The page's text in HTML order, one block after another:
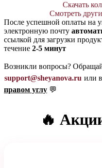
Скачать
Смотреть
После успешной оплаты на
электронную почту
ссылкой для загрузки
течение 2-5 минут
Возникли вопросы?
support@sheyanova.ru или
правом углу 💬
🔥